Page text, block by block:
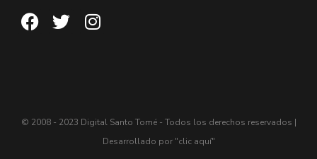
© 2008 - 2023 Digital Santo Tomé - Todos los derechos reservados |
Desarrollado por "clic aquí"